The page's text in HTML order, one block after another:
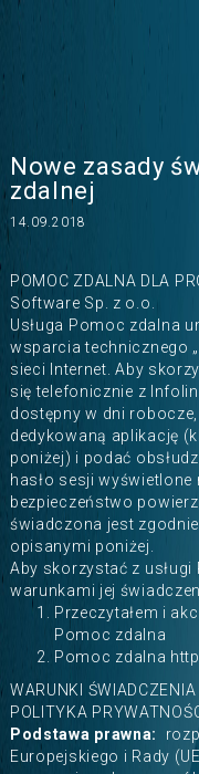
Nowe zasady
zdalnej
14.09.2018
POMOC ZDALNA DLA
Software Sp. z o.o.
Usługa Pomoc zdalna
wsparcia technicznego
sieci Internet. Aby
się telefonicznie z
dostępny w dni
dedykowaną aplikację
poniżej) i podać
hasło sesji wyświetlone
bezpieczeństwo
świadczona jest
opisanymi poniżej.
Aby skorzystać z
warunkami jej
Przeczytałem i
Pomoc zdalna
Pomoc zdalna
WARUNKI
POLITYKA
Podstawa prawna:
Europejskiego i Rady